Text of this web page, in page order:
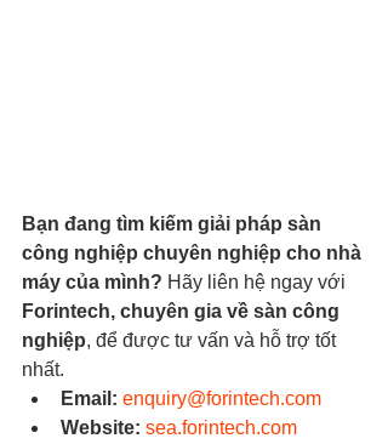
Bạn đang tìm kiếm giải pháp sàn
công nghiệp chuyên nghiệp cho nhà
máy của mình? Hãy liên hệ ngay với
Forintech, chuyên gia về sàn công
nghiệp, để được tư vấn và hỗ trợ tốt
nhất.
Email: enquiry@forintech.com
Website: sea.forintech.com